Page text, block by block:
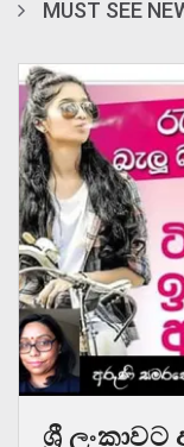
MUST SEE
ශ්‍රී